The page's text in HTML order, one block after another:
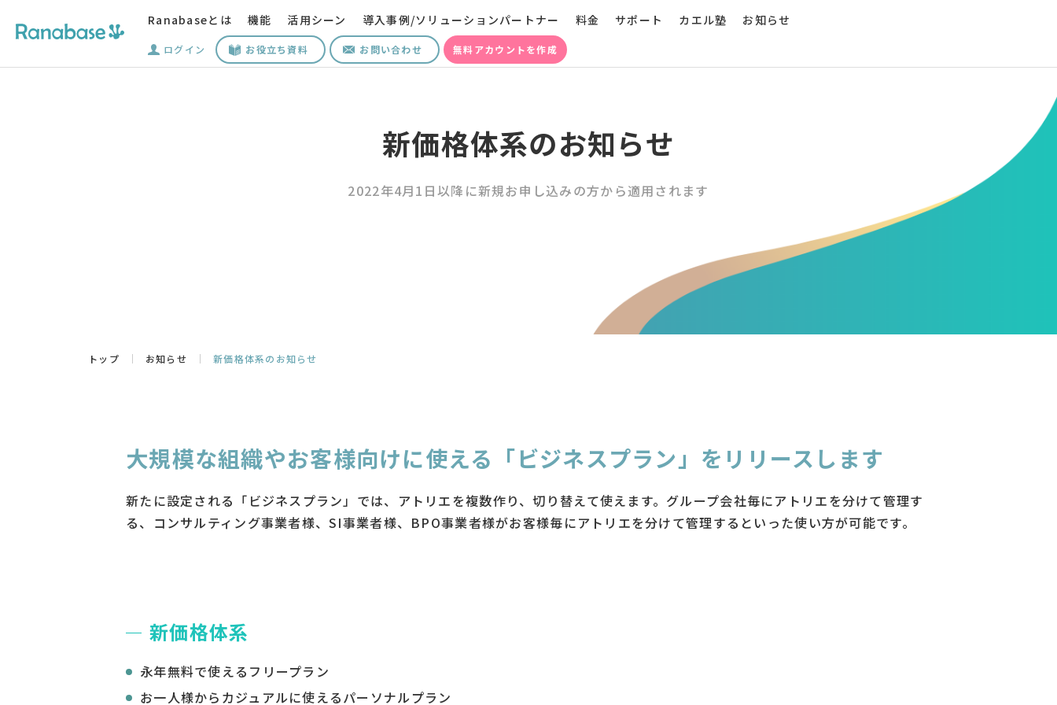
Ranabaseとは 機能 活用シーン 導入事例/ソリューションパートナー 料金 サポート カエル塾 お知らせ
ログイン お役立ち資料 お問い合わせ 無料アカウントを作成
新価格体系のお知らせ
2022年4月1日以降に新規お申し込みの方から適用されます
トップ お知らせ 新価格体系のお知らせ
大規模な組織やお客様向けに使える「ビジネスプラン」をリリースします
新たに設定される「ビジネスプラン」では、アトリエを複数作り、切り替えて使えます。グループ会社毎にアトリエを分けて管理す
る、コンサルティング事業者様、SI事業者様、BPO事業者様がお客様毎にアトリエを分けて管理するといった使い方が可能です。
新価格体系
永年無料で使えるフリープラン
お一人様からカジュアルに使えるパーソナルプラン